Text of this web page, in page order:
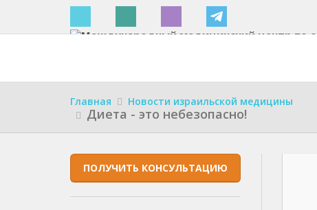
Главная Новости израильской медицины
Диета - это небезопасно!
ПОЛУЧИТЬ КОНСУЛЬТАЦИЮ